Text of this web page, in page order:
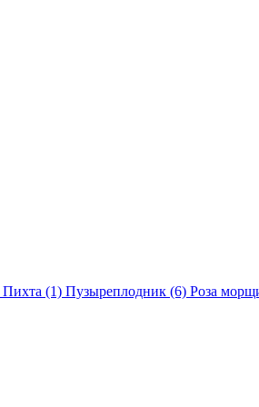
Пихта (1) Пузыреплодник (6) Роза